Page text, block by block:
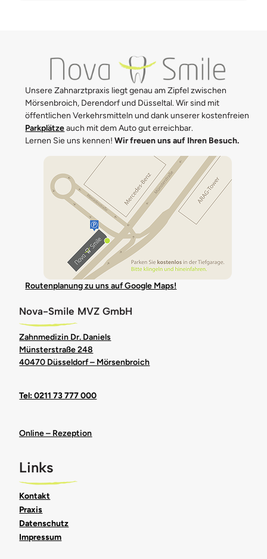
Unsere Zahnarztpraxis liegt genau am Zipfel zwischen
Mörsenbroich, Derendorf und Düsseltal. Wir sind mit
öffentlichen Verkehrsmitteln und dank unserer kostenfreien
Parkplätzeauch mit dem Auto gut erreichbar.
Lernen Sie uns kennen!Wir freuen uns auf Ihren Besuch.
Routenplanung zu uns auf Google Maps!
Nova-Smile MVZ GmbH
Zahnmedizin Dr. Daniels
Münsterstraße 248
40470 Düsseldorf – Mörsenbroich
Tel: 0211 73 777 000
Online – Rezeption
Links
Kontakt
Praxis
Datenschutz
Impressum